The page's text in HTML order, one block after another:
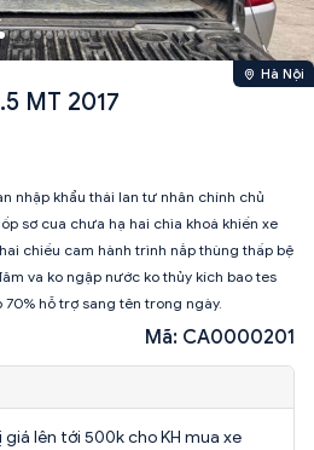
Hà Nội
MT 2017
nhập khẩu thái lan tư nhân chính chủ
sơ cua chưa hạ hai chìa khoá khiến xe
chiều cam hành trình nắp thùng thấp bệ
va ko ngập nước ko thủy kích bao tes
hỗ trợ sang tên trong ngày.
Mã: CA0000201
giá lên tới 500k cho KH mua xe